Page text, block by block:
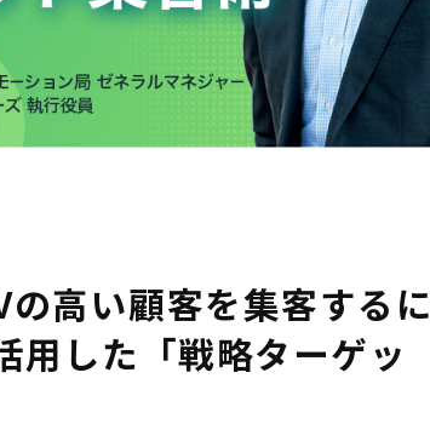
の高い顧客を集客するに
用した「戦略ターゲッ